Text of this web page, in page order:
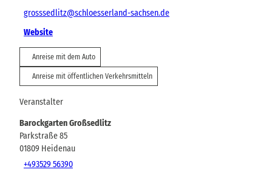
grosssedlitz@schloesserland-sachsen.de
Website
Anreise mit dem Auto
Anreise mit öffentlichen Verkehrsmitteln
Veranstalter
Barockgarten Großsedlitz
Parkstraße 85
01809 Heidenau
+493529 56390